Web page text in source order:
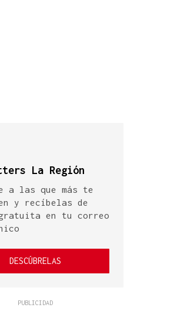
La Región
a las que más te
y recíbelas de
gratuita en tu correo
DESCÚBRELAS